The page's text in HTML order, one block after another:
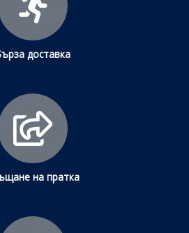
доставка
на пратка